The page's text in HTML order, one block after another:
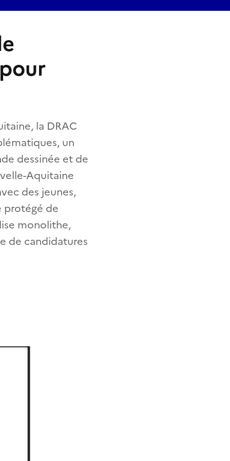
la DRAC
un
dessinée et de
Aquitaine
des jeunes,
protégé de
monolithe,
de candidatures